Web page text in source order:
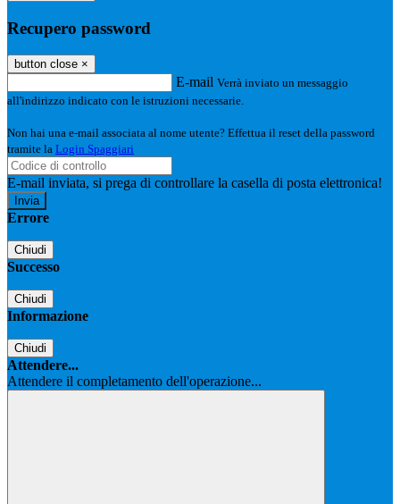
Recupero password
button close ×
E-mail Verrà inviato un messaggio
all'indirizzo indicato con le istruzioni necessarie.
Non hai una e-mail associata al nome utente? Effettua il reset della password
tramite la Login Spaggiari
E-mail inviata, si prega di controllare la casella di posta elettronica!
Errore
Chiudi
Successo
Chiudi
Informazione
Chiudi
Attendere...
Attendere il completamento dell'operazione...